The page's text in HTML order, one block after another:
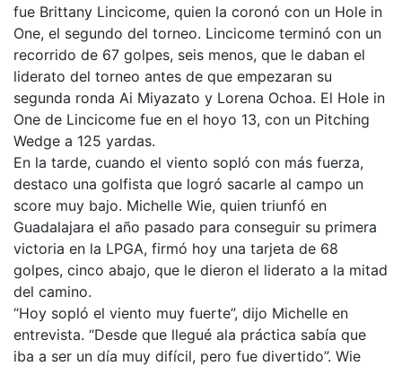
fue Brittany Lincicome, quien la coronó con un Hole in
One, el segundo del torneo. Lincicome terminó con un
recorrido de 67 golpes, seis menos, que le daban el
liderato del torneo antes de que empezaran su
segunda ronda Ai Miyazato y Lorena Ochoa. El Hole in
One de Lincicome fue en el hoyo 13, con un Pitching
Wedge a 125 yardas.
En la tarde, cuando el viento sopló con más fuerza,
destaco una golfista que logró sacarle al campo un
score muy bajo. Michelle Wie, quien triunfó en
Guadalajara el año pasado para conseguir su primera
victoria en la LPGA, firmó hoy una tarjeta de 68
golpes, cinco abajo, que le dieron el liderato a la mitad
del camino.
“Hoy sopló el viento muy fuerte”, dijo Michelle en
entrevista. “Desde que llegué ala práctica sabía que
iba a ser un día muy difícil, pero fue divertido”. Wie